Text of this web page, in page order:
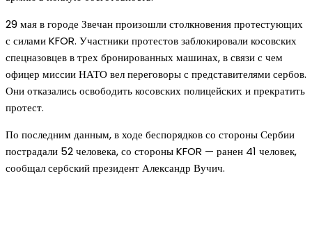
29 мая в городе Звечан произошли столкновения протестующих
с силами KFOR. Участники протестов заблокировали косовских
спецназовцев в трех бронированных машинах, в связи с чем
офицер миссии НАТО вел переговоры с представителями сербов.
Они отказались освободить косовских полицейских и прекратить
протест.
По последним данным, в ходе беспорядков со стороны Сербии
пострадали 52 человека, со стороны KFOR — ранен 41 человек,
сообщал сербский президент Александр Вучич.